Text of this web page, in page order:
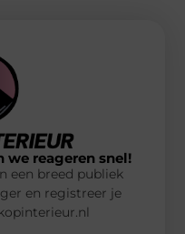
we reageren snel!
een breed publiek
en registreer je